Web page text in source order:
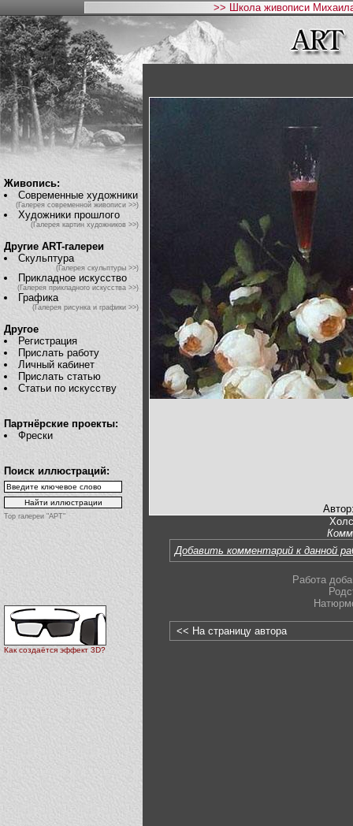
>> Школа живописи
Живопись:
Современные художники
(Галерея современной живописи >>)
Художники прошлого
(Галерея картин художников >>)
Другие ART-галереи
Скульптура
(Галерея скульптуры >>)
Прикладное искусство
(Галерея прикладного искусства >>)
Графика
(Галерея рисунка и графики >>)
Другое
Регистрация
Прислать работу
Личный кабинет
Прислать статью
Статьи по искусству
Партнёрские проекты:
Фрески
Поиск иллюстраций:
Top галереи "АРТ"
Как создаётся эффект 3D?
Добавить комментарий к данной
Работа
<< На страницу автора